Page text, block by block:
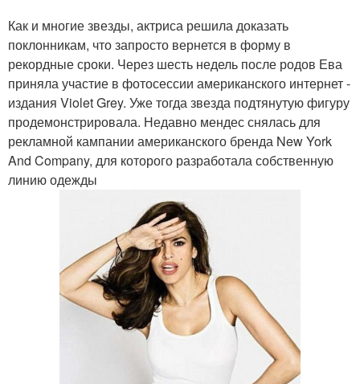
Как и многие звезды, актриса решила доказать
поклонникам, что запросто вернется в форму в
рекордные сроки. Через шесть недель после родов Ева
приняла участие в фотосессии американского интернет -
издания Violet Grey. Уже тогда звезда подтянутую фигуру
продемонстрировала. Недавно мендес снялась для
рекламной кампании американского бренда New York
And Company, для которого разработала собственную
линию одежды